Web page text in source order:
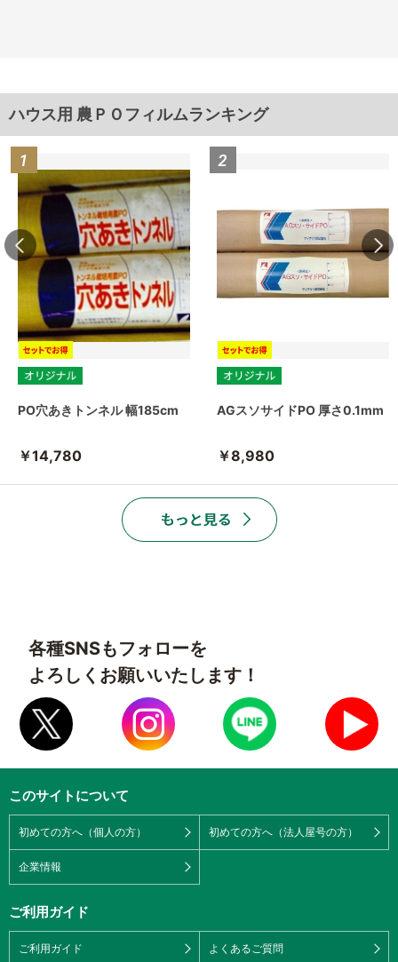
ハウス用 農ＰＯフィルムランキング
PO穴あきトンネル 幅185cm
￥14,780
AGスソサイドPO 厚さ0.1mm
￥8,980
各種SNSもフォローを
よろしくお願いいたします！
このサイトについて
初めての方へ（個人の方） 初めての方へ（法人屋号の方）
企業情報
ご利用ガイド
ご利用ガイド よくあるご質問